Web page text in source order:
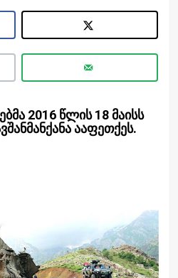
2016 წლის 18 მაისს
ააფეთქეს.